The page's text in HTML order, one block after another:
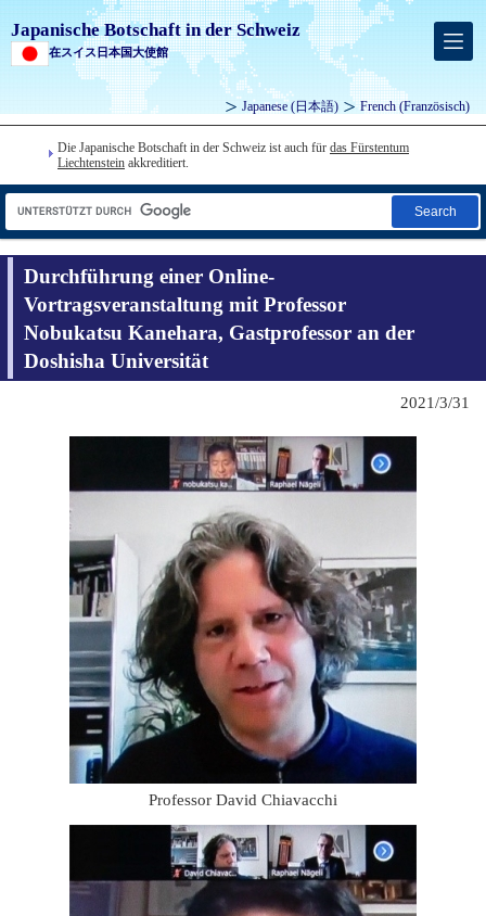
Japanische Botschaft in der Schweiz
在スイス日本国大使館
Japanese (日本語) French(Französisch)
Die Japanische Botschaft in der Schweiz ist auch für das Fürstentum
Liechtenstein akkreditiert.
Search
Durchführung einer Online-
Vortragsveranstaltung mit Professor
Nobukatsu Kanehara, Gastprofessor an der
Doshisha Universität
2021/3/31
Professor David Chiavacchi